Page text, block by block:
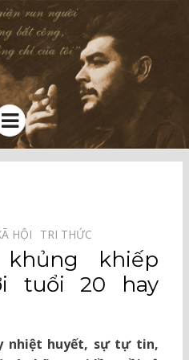
Menu
HỘI⠀ TRI THỨC⠀
khiếp
tuổi 20 hay
nhiệt huyết, sự tự tin,